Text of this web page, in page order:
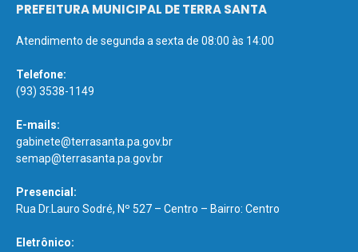
PREFEITURA MUNICIPAL DE TERRA SANTA
Atendimento de segunda a sexta de 08:00 às 14:00
Telefone:
(93) 3538-1149
E-mails:
gabinete@terrasanta.pa.gov.br
semap@terrasanta.pa.gov.br
Presencial:
Rua Dr.Lauro Sodré, Nº 527 – Centro – Bairro: Centro
Eletrônico: